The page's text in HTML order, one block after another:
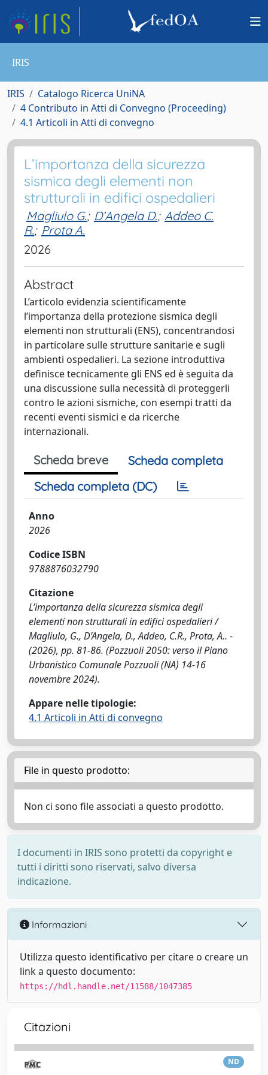
IRIS
IRIS
Catalogo Ricerca UniNA
4 Contributo in Atti di Convegno (Proceeding)
4.1 Articoli in Atti di convegno
L’importanza della sicurezza
sismica degli elementi non
strutturali in edifici ospedalieri
Magliulo G.; D’Angela D.; Addeo C.
R.; Prota A.
2026
Abstract
L’articolo evidenzia scientificamente
l’importanza della protezione sismica degli
elementi non strutturali (ENS), concentrandosi
in particolare sulle strutture sanitarie e sugli
ambienti ospedalieri. La sezione introduttiva
definisce tecnicamente gli ENS ed è seguita da
una discussione sulla necessità di proteggerli
contro le azioni sismiche, con esempi tratti da
recenti eventi sismici e da ricerche
internazionali.
Scheda breve
Scheda completa
Scheda completa (DC)
Anno
2026
Codice ISBN
9788876032790
Citazione
L’importanza della sicurezza sismica degli
elementi non strutturali in edifici ospedalieri /
Magliulo, G., D’Angela, D., Addeo, C.R., Prota, A.. -
(2026), pp. 81-86. (Pozzuoli 2050: verso il Piano
Urbanistico Comunale Pozzuoli (NA) 14-16
novembre 2024).
Appare nelle tipologie:
4.1 Articoli in Atti di convegno
File in questo prodotto:
Non ci sono file associati a questo prodotto.
I documenti in IRIS sono protetti da copyright e
tutti i diritti sono riservati, salvo diversa
indicazione.
Informazioni
Utilizza questo identificativo per citare o creare un
link a questo documento:
https://hdl.handle.net/11588/1047385
Citazioni
ND